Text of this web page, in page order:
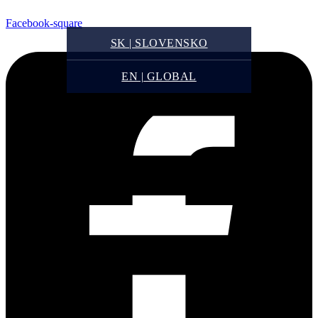
SK | SLOVENSKO
EN | GLOBAL
Facebook-square